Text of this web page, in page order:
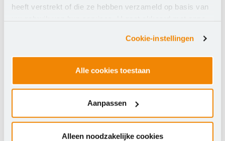
heeft verstrekt of die ze hebben verzameld op basis van
Cookie-instellingen
Alle cookies toestaan
Aanpassen
Alleen noodzakelijke cookies
in het leveren van hoogwaardige
unieke behoeften van scholen en biedt oplossingen
Licentie- en besteldetails